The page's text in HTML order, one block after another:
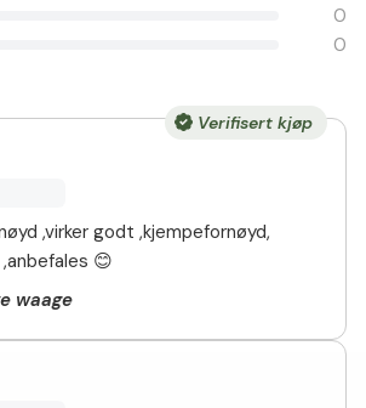
0
0
Verifisert kjøp
,virker godt ,kjempefornøyd,
😊
waage